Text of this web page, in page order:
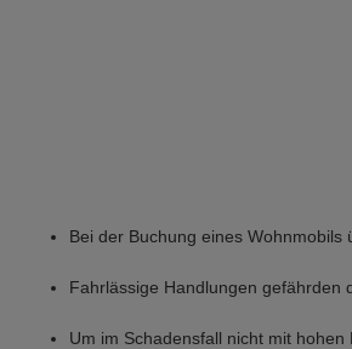
Bei der Buchung eines Wohnmobils
Fahrlässige Handlungen gefährden
Um im Schadensfall nicht mit